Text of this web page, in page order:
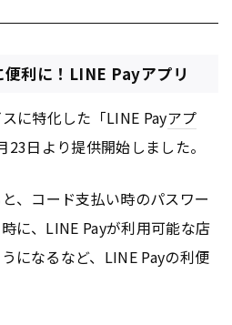
利に！LINE Payアプリ
に特化した「LINE Payアプ
23日より提供開始しました。
、コード支払い時のパスワー
に、LINE Payが利用可能な店
になるなど、LINE Payの利便